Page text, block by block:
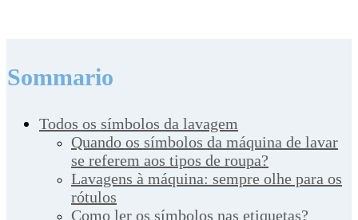
Sommario
Todos os símbolos da lavagem
Quando os símbolos da máquina de lavar
se referem aos tipos de roupa?
Lavagens à máquina: sempre olhe para os
rótulos
Como ler os símbolos nas etiquetas?